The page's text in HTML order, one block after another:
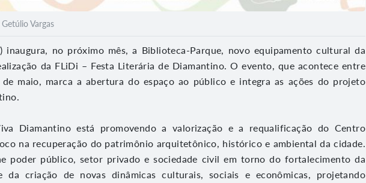
Vargas
inaugura, no próximo mês, a Biblioteca-Parque, novo equipamento cultural da
da FLiDi – Festa Literária de Diamantino. O evento, que acontece entre
maio, marca a abertura do espaço ao público e integra as ações do projeto
Diamantino está promovendo a valorização e a requalificação do Centro
na recuperação do patrimônio arquitetônico, histórico e ambiental da cidade.
poder público, setor privado e sociedade civil em torno do fortalecimento da
da criação de novas dinâmicas culturais, sociais e econômicas, projetando